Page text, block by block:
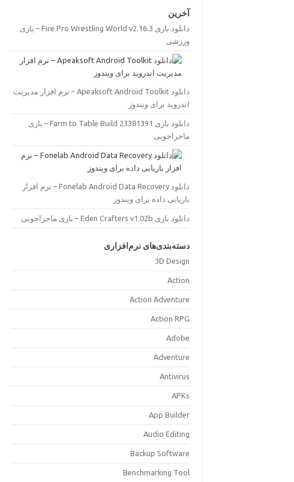
آخرین
دانلود بازی Fire Pro Wrestling World v2.16.3 – بازی
ورزشی
دانلود Apeaksoft Android Toolkit – نرم افزار مدیریت
اندروید برای ویندوز
دانلود بازی Farm to Table Build 23381391 – بازی
ماجراجویی
دانلود Fonelab Android Data Recovery – نرم افزار
بازیابی داده برای ویندوز
دانلود بازی Eden Crafters v1.02b – بازی ماجراجویی
دسته‌بندی‌های نرم‌افزاری
3D Design
Action
Action Adventure
Action RPG
Adobe
Adventure
Antivirus
APKs
App Builder
Audio Editing
Backup Software
Benchmarking Tool